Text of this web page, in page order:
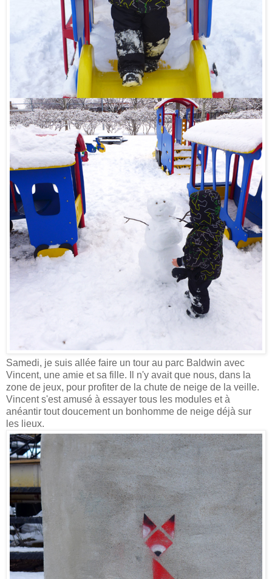
Samedi, je suis allée faire un tour au parc Baldwin avec
Vincent, une amie et sa fille. Il n'y avait que nous, dans la
zone de jeux, pour profiter de la chute de neige de la veille.
Vincent s'est amusé à essayer tous les modules et à
anéantir tout doucement un bonhomme de neige déjà sur
les lieux.